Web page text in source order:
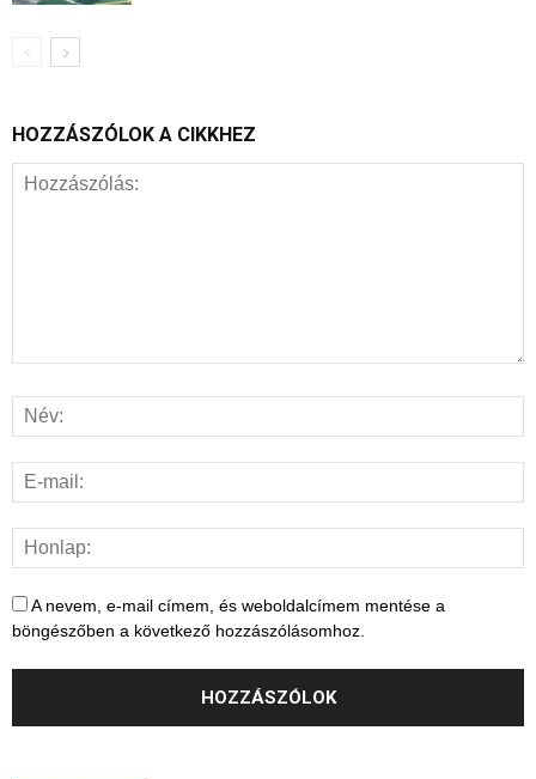
HOZZÁSZÓLOK A CIKKHEZ
A nevem, e-mail címem, és weboldalcímem mentése a
böngészőben a következő hozzászólásomhoz.